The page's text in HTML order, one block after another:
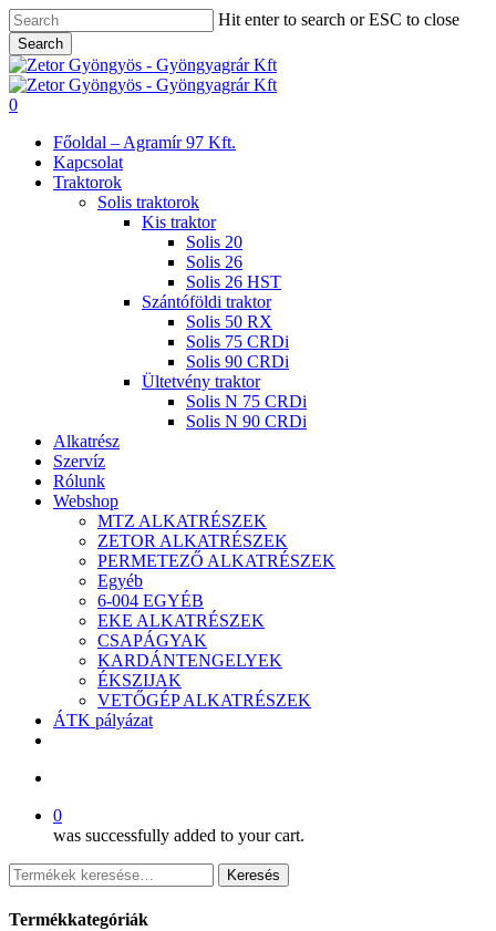
Skip
to
main
content
Hit enter to search or ESC to close
Search
Close
Search
search
0
Főoldal – Agramír 97 Kft.
Kapcsolat
Traktorok
Solis traktorok
Kis traktor
Solis 20
Solis 26
Solis 26 HST
Szántóföldi traktor
Solis 50 RX
Solis 75 CRDi
Solis 90 CRDi
Ültetvény traktor
Solis N 75 CRDi
Solis N 90 CRDi
Alkatrész
Szervíz
Rólunk
Webshop
MTZ ALKATRÉSZEK
ZETOR ALKATRÉSZEK
PERMETEZŐ ALKATRÉSZEK
Egyéb
6-004 EGYÉB
EKE ALKATRÉSZEK
CSAPÁGYAK
KARDÁNTENGELYEK
ÉKSZIJAK
VETŐGÉP ALKATRÉSZEK
ÁTK pályázat
0
was successfully added to your cart.
Keresés
a
következőre:
Keresés
Termékkategóriák